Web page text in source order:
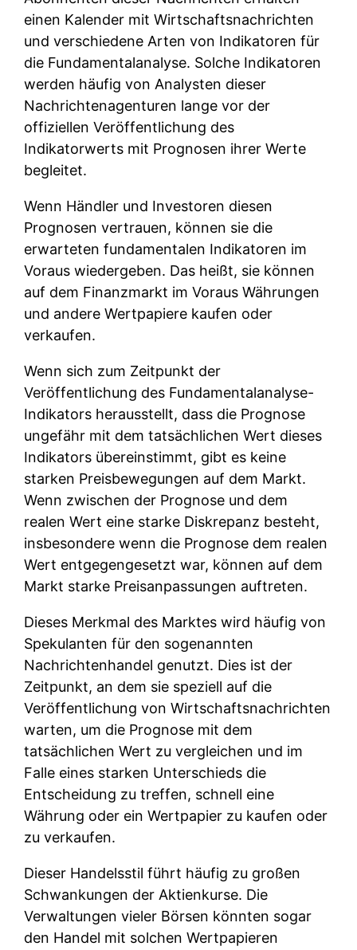
einen Kalender mit Wirtschaftsnachrichten
und verschiedene Arten von Indikatoren für
die Fundamentalanalyse. Solche Indikatoren
werden häufig von Analysten dieser
Nachrichtenagenturen lange vor der
offiziellen Veröffentlichung des
Indikatorwerts mit Prognosen ihrer Werte
begleitet.
Wenn Händler und Investoren diesen
Prognosen vertrauen, können sie die
erwarteten fundamentalen Indikatoren im
Voraus wiedergeben. Das heißt, sie können
auf dem Finanzmarkt im Voraus Währungen
und andere Wertpapiere kaufen oder
verkaufen.
Wenn sich zum Zeitpunkt der
Veröffentlichung des Fundamentalanalyse-
Indikators herausstellt, dass die Prognose
ungefähr mit dem tatsächlichen Wert dieses
Indikators übereinstimmt, gibt es keine
starken Preisbewegungen auf dem Markt.
Wenn zwischen der Prognose und dem
realen Wert eine starke Diskrepanz besteht,
insbesondere wenn die Prognose dem realen
Wert entgegengesetzt war, können auf dem
Markt starke Preisanpassungen auftreten.
Dieses Merkmal des Marktes wird häufig von
Spekulanten für den sogenannten
Nachrichtenhandel genutzt. Dies ist der
Zeitpunkt, an dem sie speziell auf die
Veröffentlichung von Wirtschaftsnachrichten
warten, um die Prognose mit dem
tatsächlichen Wert zu vergleichen und im
Falle eines starken Unterschieds die
Entscheidung zu treffen, schnell eine
Währung oder ein Wertpapier zu kaufen oder
zu verkaufen.
Dieser Handelsstil führt häufig zu großen
Schwankungen der Aktienkurse. Die
Verwaltungen vieler Börsen könnten sogar
den Handel mit solchen Wertpapieren